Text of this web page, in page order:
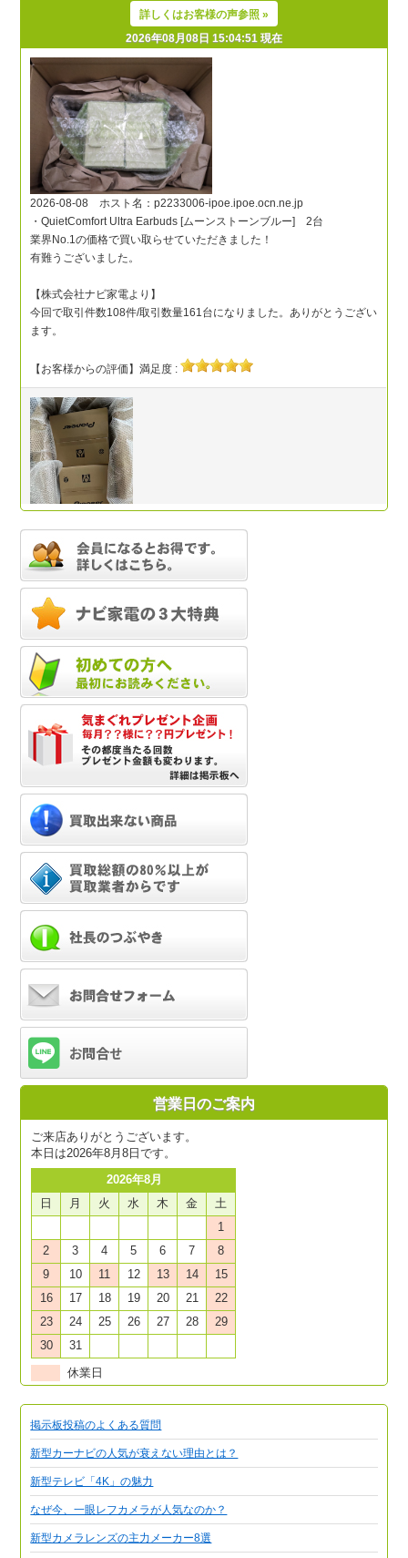
詳しくはお客様の声参照 »
2026年08月08日 15:04:51 現在
営業日のご案内
ご来店ありがとうございます。
本日は2026年8月8日です。
2026年8月
日
月 火 水 木 金
土
1
2
3 4 5 6 7
8
9
10 11 12 13 14
15
16
17 18 19 20 21
22
23
24 25 26 27 28
29
30
31
休業日
掲示板投稿のよくある質問
新型カーナビの人気が衰えない理由とは？
新型テレビ「4K」の魅力
なぜ今、一眼レフカメラが人気なのか？
新型カメラレンズの主力メーカー8選